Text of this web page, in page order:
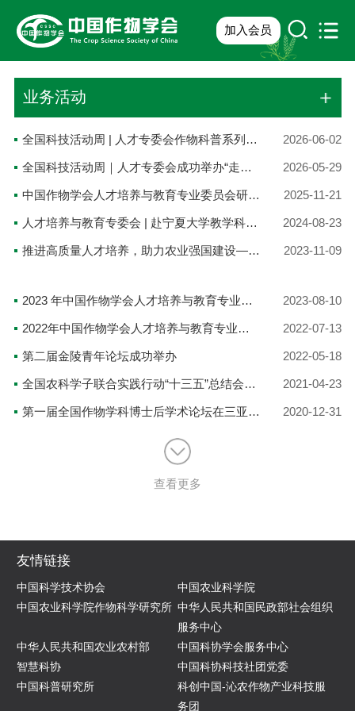
加入会员
业务活动
全国科技活动周 | 人才专委会作物科普系列活动圆满落幕 2026-06-02
全国科技活动周｜人才专委会成功举办“走进全国重点实验室：寻源·观型·解码”主题研学活动 2026-05-29
中国作物学会人才培养与教育专业委员会研究生培养专题会议在广东海洋大学召开 2025-11-21
人才培养与教育专委会 | 赴宁夏大学教学科研实践基地开展党建活动 2024-08-23
推进高质量人才培养，助力农业强国建设——2023年中国作物学会人才培养与教育专业委员会年会成功召开 2023-11-09
2023 年中国作物学会人才培养与教育专业委员会理事会顺利召开 2023-08-10
2022年中国作物学会人才培养与教育专业委员会理事会会议暨作物学一流学科建设论坛成功举办 2022-07-13
第二届金陵青年论坛成功举办 2022-05-18
全国农科学子联合实践行动“十三五”总结会暨“十四五”启动会在京举办 2021-04-23
第一届全国作物学科博士后学术论坛在三亚崖州湾成功举办 2020-12-31
查看更多
友情链接
中国科学技术协会
中国农业科学院
中国农业科学院作物科学研究所 中华人民共和国民政部社会组织
服务中心
中华人民共和国农业农村部
中国科协学会服务中心
智慧科协
中国科协科技社团党委
中国科普研究所
科创中国-沁农作物产业科技服
务团